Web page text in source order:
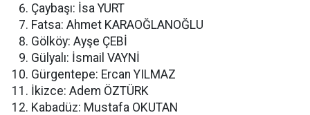
Çaybaşı: İsa YURT
Fatsa: Ahmet KARAOĞLANOĞLU
Gölköy: Ayşe ÇEBİ
Gülyalı: İsmail VAYNİ
Gürgentepe: Ercan YILMAZ
İkizce: Adem ÖZTÜRK
Kabadüz: Mustafa OKUTAN